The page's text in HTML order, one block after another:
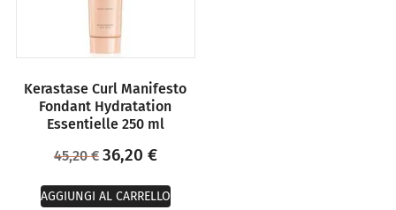
Kerastase Curl Manifesto
Fondant Hydratation
Essentielle 250 ml
45,20€ 36,20 €
AGGIUNGI AL CARRELLO